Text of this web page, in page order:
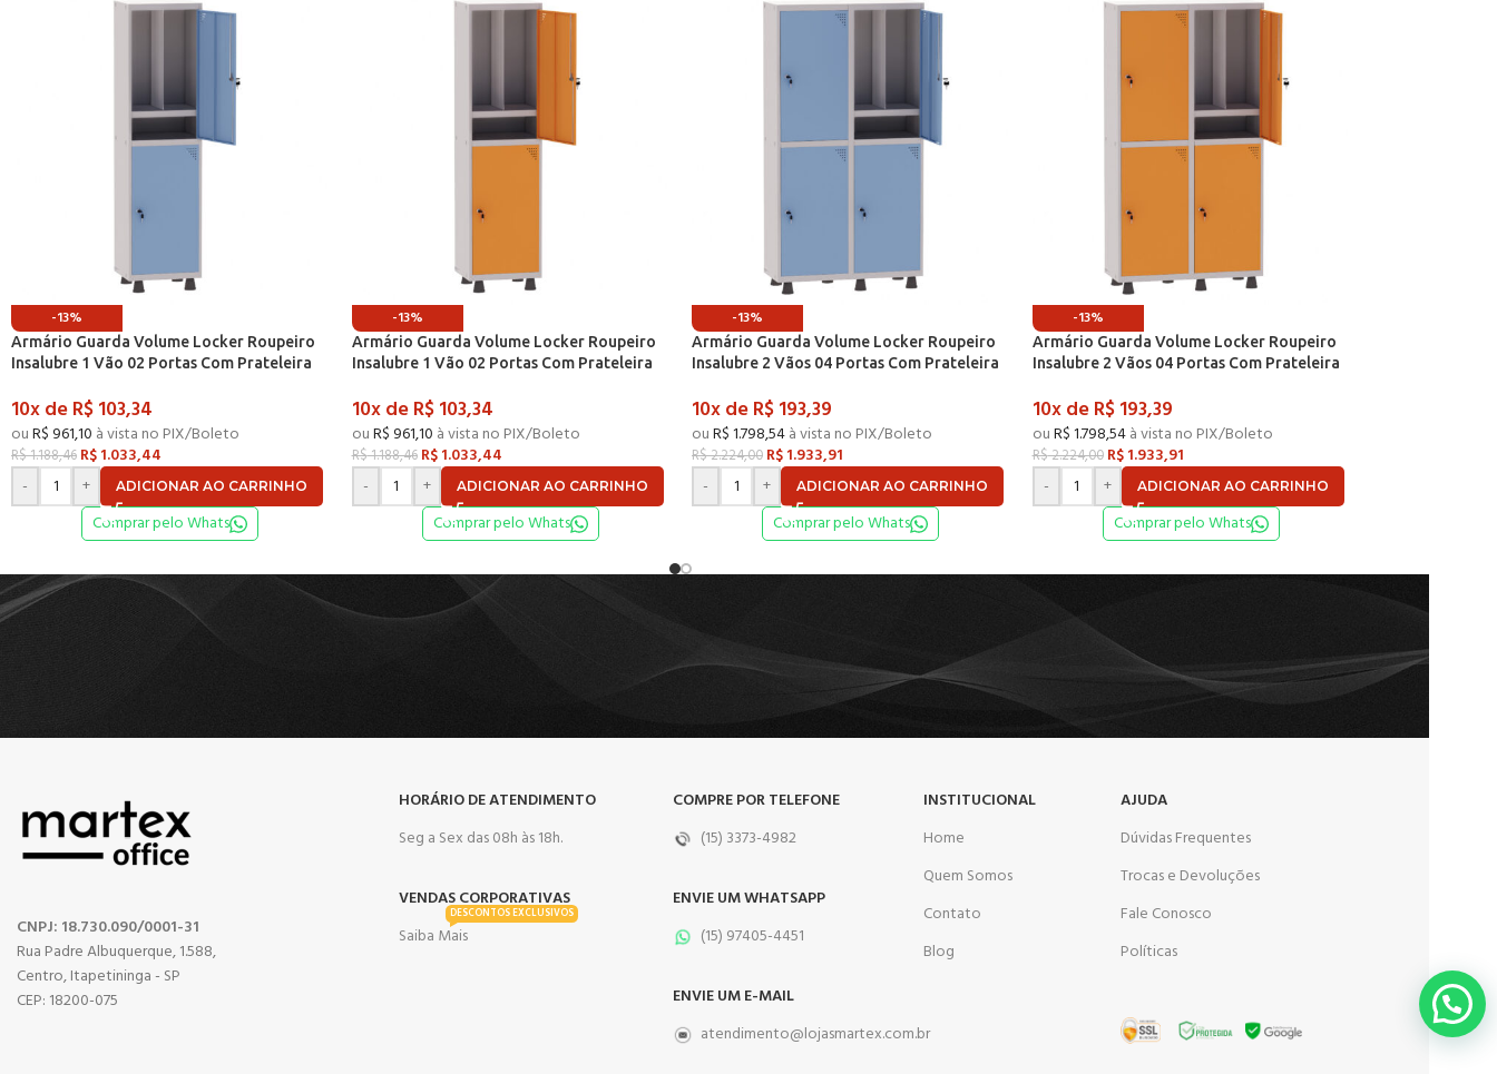
-13%
Armário Guarda Volume Locker Roupeiro
Insalubre 1 Vão 02 Portas Com Prateleira
10x deR$103,34
ouR$ 961,10 à vista no PIX/Boleto
R$1.188,46 R$1.033,44
-
+ ADICIONAR AO CARRINHO
Comprar pelo Whats
-13%
Armário Guarda Volume Locker Roupeiro
Insalubre 1 Vão 02 Portas Com Prateleira
10x deR$103,34
ouR$ 961,10 à vista no PIX/Boleto
R$1.188,46 R$1.033,44
-
+ ADICIONAR AO CARRINHO
Comprar pelo Whats
-13%
Armário Guarda Volume Locker Roupeiro
Insalubre 2 Vãos 04 Portas Com Prateleira
10x deR$193,39
ouR$1.798,54à vista no PIX/Boleto
R$2.224,00 R$1.933,91
-
+ ADICIONAR AO CARRINHO
Comprar pelo Whats
-13%
Armário Guarda Volume Locker Roupeiro
Insalubre 2 Vãos 04 Portas Com Prateleira
10x deR$193,39
ouR$1.798,54à vista no PIX/Boleto
R$2.224,00 R$1.933,91
-
+ ADICIONAR AO CARRINHO
Comprar pelo Whats
CNPJ: 18.730.090/0001-31
Rua Padre Albuquerque, 1.588,
Centro, Itapetininga - SP
CEP: 18200-075
HORÁRIO DE ATENDIMENTO
Seg a Sex das 08h às 18h.
VENDAS CORPORATIVAS
Saiba Mais
DESCONTOS EXCLUSIVOS
COMPRE POR TELEFONE
(15) 3373-4982
ENVIE UM WHATSAPP
(15) 97405-4451
ENVIE UM E-MAIL
atendimento@lojasmartex.com.br
INSTITUCIONAL
Home
Quem Somos
Contato
Blog
AJUDA
Dúvidas Frequentes
Trocas e Devoluções
Fale Conosco
Políticas